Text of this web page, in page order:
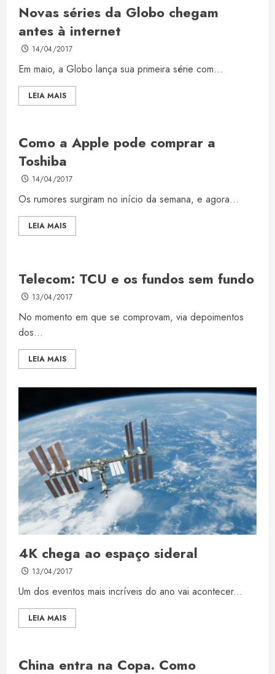
Novas séries da Globo chegam
antes à internet
14/04/2017
Em maio, a Globo lança sua primeira série com...
LEIA MAIS
Como a Apple pode comprar a
Toshiba
14/04/2017
Os rumores surgiram no início da semana, e agora...
LEIA MAIS
Telecom: TCU e os fundos sem fundo
13/04/2017
No momento em que se comprovam, via depoimentos
dos...
LEIA MAIS
4K chega ao espaço sideral
13/04/2017
Um dos eventos mais incríveis do ano vai acontecer...
LEIA MAIS
China entra na Copa. Como